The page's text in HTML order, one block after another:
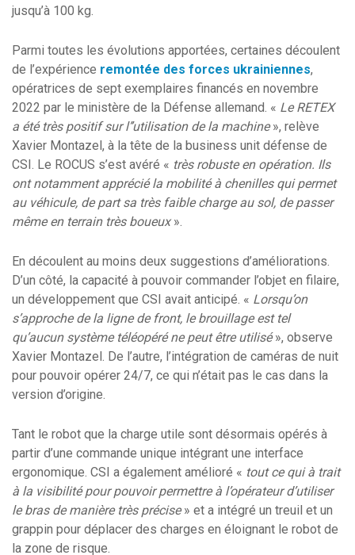
jusqu’à 100 kg.
Parmi toutes les évolutions apportées, certaines découlent
de l’expérience remontée des forces ukrainiennes,
opératrices de sept exemplaires financés en novembre
2022 par le ministère de la Défense allemand. « Le RETEX
a été très positif sur l’’utilisation de la machine», relève
Xavier Montazel, à la tête de la business unit défense de
CSI. Le ROCUS s’est avéré « très robuste en opération. Ils
ont notamment apprécié la mobilité à chenilles qui permet
au véhicule, de part sa très faible charge au sol, de passer
même en terrain très boueux».
En découlent au moins deux suggestions d’améliorations.
D’un côté, la capacité à pouvoir commander l’objet en filaire,
un développement que CSI avait anticipé. « Lorsqu’on
s’approche de la ligne de front, le brouillage est tel
qu’aucun système téléopéré ne peut être utilisé», observe
Xavier Montazel. De l’autre, l’intégration de caméras de nuit
pour pouvoir opérer 24/7, ce qui n’était pas le cas dans la
version d’origine.
Tant le robot que la charge utile sont désormais opérés à
partir d’une commande unique intégrant une interface
ergonomique. CSI a également amélioré « tout ce qui à trait
à la visibilité pour pouvoir permettre à l’opérateur d’utiliser
le bras de manière très précise» et a intégré un treuil et un
grappin pour déplacer des charges en éloignant le robot de
la zone de risque.